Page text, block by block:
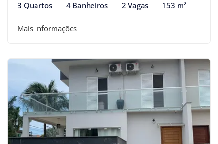
3 Quartos 4 Banheiros 2 Vagas 153 m²
Mais informações